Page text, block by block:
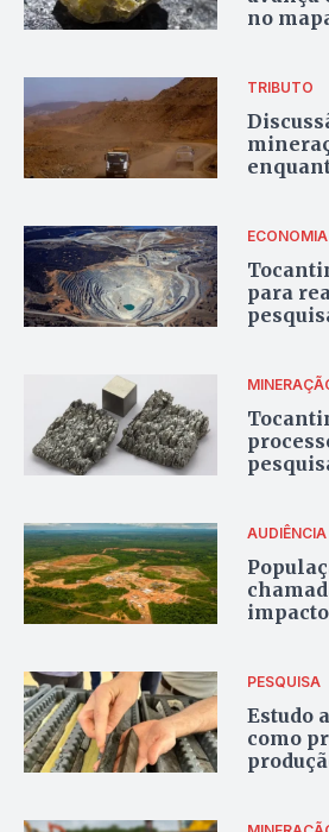
no
TRIBUTO
ECONOMIA
para
PESQUISA
Estudo
como